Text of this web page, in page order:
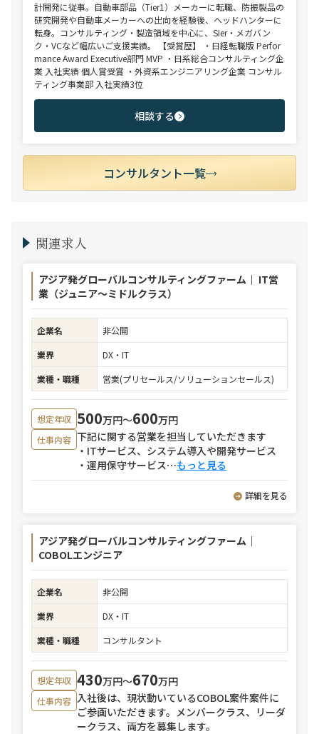
計開発に従事。自動車部品（Tier1）メーカーに転職、防振製品の
研究開発や自動車メーカーへの出向を経験後、ヘッドハンターに
転身。コンサルティング・製造領域を中心に、SIer・メガバン
ク・VCなど幅広いご支援実績。 【受賞歴】 ・日経転職版 Perfor
mance Award Executive部門 MVP ・日系総合コンサルティング企
業 入社実績 個人賞受賞 ・外資系エンジニアリング企業 コンサル
ティング事業部 入社実績3位
相談する
コンサルタント一覧
関連求人
アジア発グローバルコンサルティングファーム｜ IT営
業（ジュニア～ミドルクラス）
企業名
非公開
業界
DX・IT
業種・職種
営業(プリセールス/ソリューションセールス)
想定年収 500万円〜600万円
仕事内容 下記に関する営業を担当していただきます
・ITサービス、システム導入や開発サービス
・運用保守サービス⋯もっと見る
詳細を見る
アジア発グローバルコンサルティングファーム｜
COBOLエンジニア
企業名
非公開
業界
DX・IT
業種・職種
コンサルタント
想定年収 430万円〜670万円
仕事内容 入社後は、現状動いているCOBOL案件案件に
ご参画いただきます。メンバークラス、リーダ
ークラス、両方を募集します。